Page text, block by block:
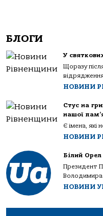
БЛОГИ
У
Щоразу
НОВИНИ
Стус на
нашої
Є імена, які
НОВИНИ
Білий
Президент
Володимира
НОВИНИ